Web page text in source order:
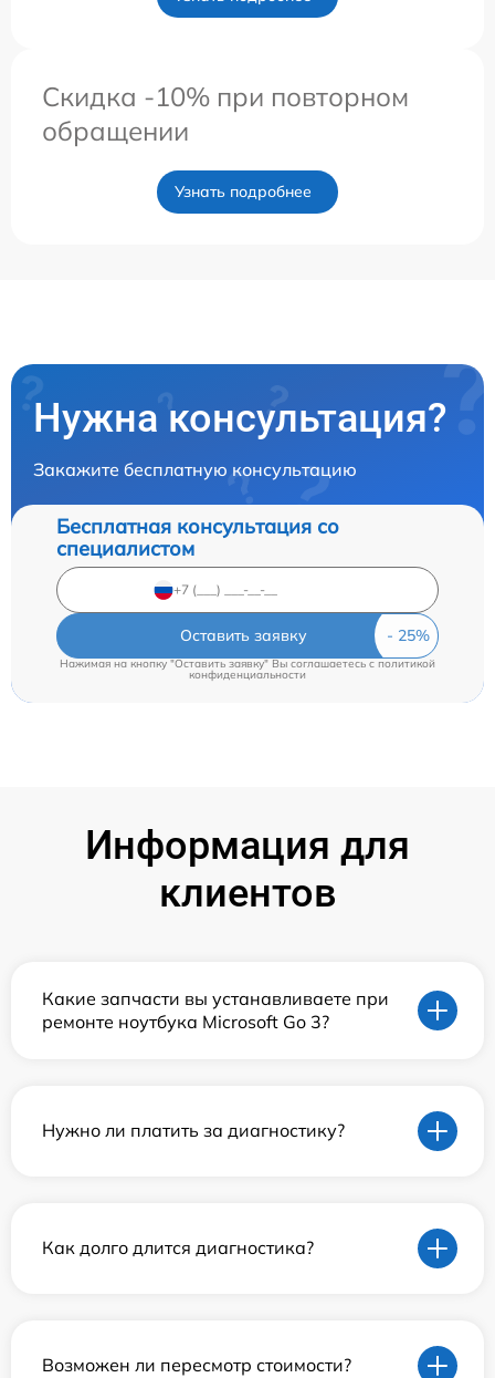
Скидка -10% при повторном
обращении
Узнать подробнее
Нужна консультация?
Закажите бесплатную консультацию
Бесплатная консультация со
специалистом
Оставить заявку
Нажимая на кнопку "Оставить заявку" Вы соглашаетесь cполитикой
конфиденциальности
Информация для
клиентов
Какие запчасти вы устанавливаете при
ремонте ноутбука Microsoft Go 3?
Нужно ли платить за диагностику?
Как долго длится диагностика?
Возможен ли пересмотр стоимости?